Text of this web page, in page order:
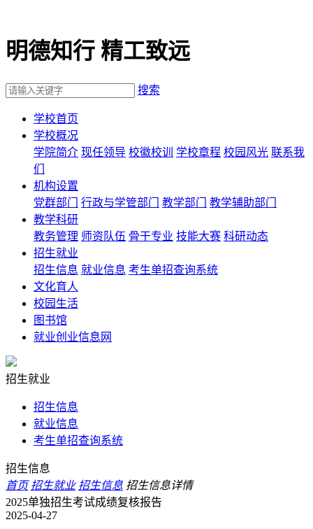
明德知行 精工致远
搜索
学校首页
学校概况
学院简介 现任领导 校徽校训 学校章程 校园风光 联系我
们
机构设置
党群部门
行政与学管部门 教学部门
教学辅助部门
教学科研
教务管理 师资队伍 骨干专业 技能大赛 科研动态
招生就业
招生信息 就业信息 考生单招查询系统
文化育人
校园生活
图书馆
就业创业信息网
招生就业
招生信息
就业信息
考生单招查询系统
招生信息
首页 招生就业 招生信息 招生信息详情
2025单独招生考试成绩复核报告
2025-04-27